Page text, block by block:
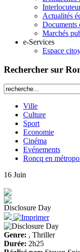
Actualités
Documents
Marchés
e-Services
Espace
Rechercher sur
Ville
Culture
Sport
Economie
Cinéma
Evénements
Roncq en
16 Juin
Disclosure Day
Genre: , Thriller
Durée: 2h25